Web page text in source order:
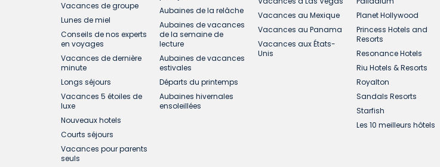
Vacances de groupe
Lunes de miel
Conseils de nos experts
en voyages
Vacances de dernière
minute
Longs séjours
Vacances 5 étoiles de
luxe
Nouveaux hotels
Courts séjours
Vacances pour parents
seuls
Aubaines de la relâche
Aubaines de vacances
de la semaine de
lecture
Aubaines de vacances
estivales
Départs du printemps
Aubaines hivernales
ensoleillées
Vacances au Mexique
Vacances au Panama
Vacances aux États-
Unis
Planet Hollywood
Princess Hotels and
Resorts
Resonance Hotels
Riu Hotels & Resorts
Royalton
Sandals Resorts
Starfish
Les 10 meilleurs hôtels